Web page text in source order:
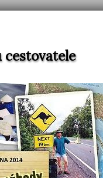
cestovatele